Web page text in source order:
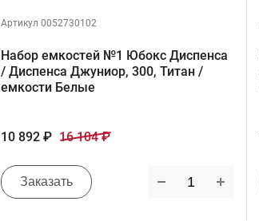
Артикул 0052730102
Набор емкостей №1 Юбокс Диспенса
/ Диспенса Джуниор, 300, Титан /
емкости Белые
10 892 ₽ 16 104 ₽
Заказать